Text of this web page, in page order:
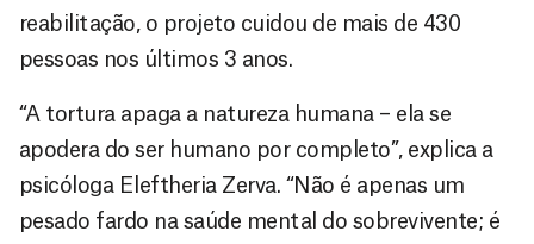
reabilitação, o projeto cuidou de mais de 430
pessoas nos últimos 3 anos.
“A tortura apaga a natureza humana – ela se
apodera do ser humano por completo”, explica a
psicóloga Eleftheria Zerva. “Não é apenas um
pesado fardo na saúde mental do sobrevivente; é